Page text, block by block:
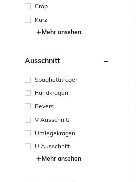
Crop
Kurz
Mehr ansehen
Ausschnitt
Spaghettiträger
Rundkragen
Revers
V Ausschnitt
Umlegekragen
U Ausschnitt
Mehr ansehen